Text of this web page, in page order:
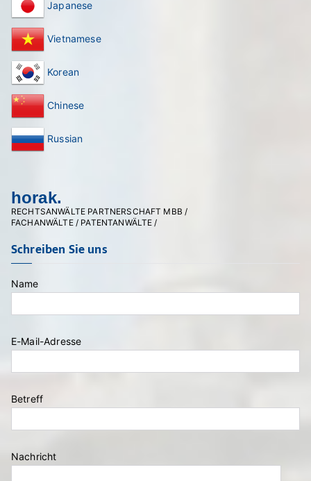
Japanese
Vietnamese
Korean
Chinese
Russian
horak.
RECHTSANWÄLTE PARTNERSCHAFT MBB /
FACHANWÄLTE / PATENTANWÄLTE /
Schreiben Sie uns
Name
Bitte lasse dieses Feld leer.
E-Mail-Adresse
Betreff
Nachricht